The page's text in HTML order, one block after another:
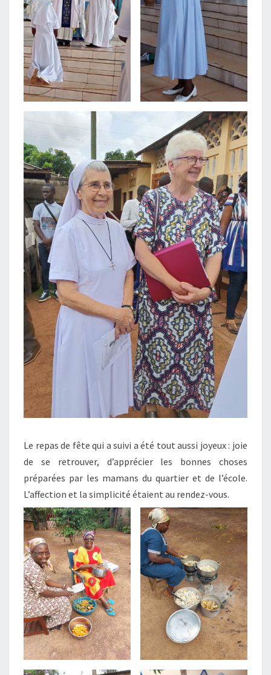
Le repas de fête qui a suivi a été tout aussi joyeux : joie
de se retrouver, d’apprécier les bonnes choses
préparées par les mamans du quartier et de l’école.
L’affection et la simplicité étaient au rendez-vous.